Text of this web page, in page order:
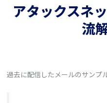
アタックスネ
流
過去に配信したメールのサンプル